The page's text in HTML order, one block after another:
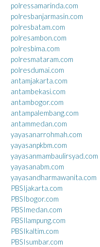
polressamarinda.com
polresbanjarmasin.com
polresbatam.com
polresambon.com
polresbima.com
polresmataram.com
polresdumai.com
antamjakarta.com
antambekasi.com
antambogor.com
antampalembang.com
antammedan.com
yayasanarrohmah.com
yayasanpkbm.com
yayasanmambaulirsyad.com
yayasanabm.com
yayasandharmawanita.com
PBSIjakarta.com
PBSIbogor.com
PBSImedan.com
PBSIlampung.com
PBSIkaltim.com
PBSIsumbar.com